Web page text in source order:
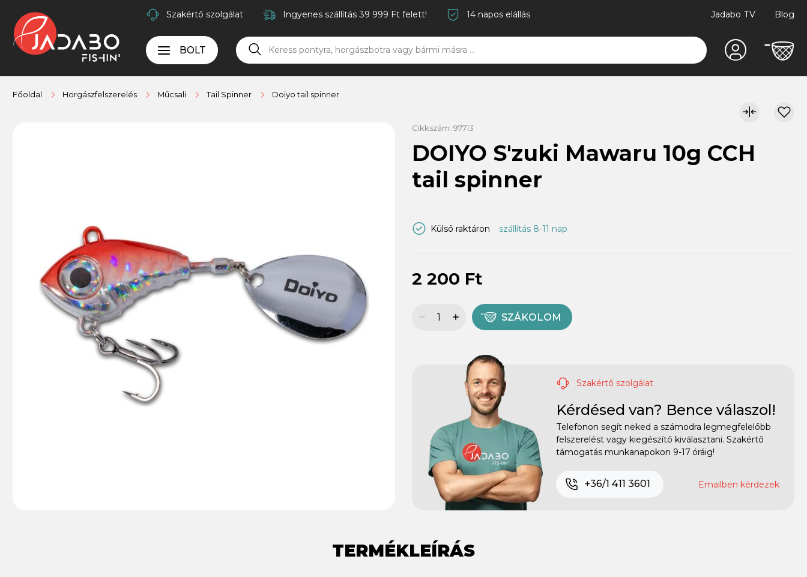
Szakértő szolgálat Ingyenes szállítás 39 999 Ft felett! 14 napos elállás Jadabo TV Blog
BOLT
Főoldal Horgászfelszerelés Műcsali Tail Spinner Doiyo tail spinner
Cikkszám: 97713
DOIYO S'zuki Mawaru 10g CCH
tail spinner
Külső raktáron szállítás 8-11 nap
2 200 Ft
SZÁKOLOM
Szakértő szolgálat
Kérdésed van? Bence válaszol!
Telefonon segít neked a számodra legmegfelelőbb
felszerelést vagy kiegészítő kiválasztani. Szakértő
támogatás munkanapokon 9-17 óráig!
+36/1 411 3601 Emailben kérdezek
TERMÉKLEÍRÁS